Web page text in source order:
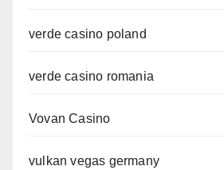
verde casino poland
verde casino romania
Vovan Casino
vulkan vegas germany